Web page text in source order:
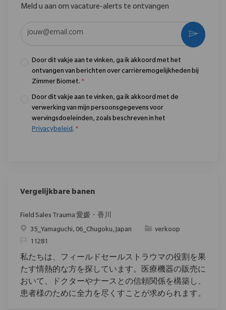
Meld u aan om vacature-alerts te ontvangen
Door dit vakje aan te vinken, ga ik akkoord met het
ontvangen van berichten over carrièremogelijkheden bij
Zimmer Biomet. *
Door dit vakje aan te vinken, ga ik akkoord met de
verwerking van mijn persoonsgegevens voor
wervingsdoeleinden, zoals beschreven in het
Privacybeleid. *
Vergelijkbare banen
Field Sales Trauma 愛媛・香川
Plaats35_Yamaguchi, 06_Chugoku, Japan Categorie
verkoop
Verzoek
11281
私たちは、フィールドセールストラウマの役割を果
たす情熱的な方を探しています。医療機器の販売に
おいて、ドクターやナースとの信頼関係を構築し、
患者様のために全力を尽くすことが求められます。